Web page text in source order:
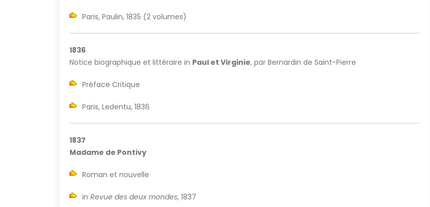
Paris, Paulin, 1835 (2 volumes)
1836
Notice biographique et littéraire in Paul et Virginie, par Bernardin de Saint-Pierre
Préface Critique
Paris, Ledentu, 1836
1837
Madame de Pontivy
Roman et nouvelle
in Revue des deux mondes, 1837